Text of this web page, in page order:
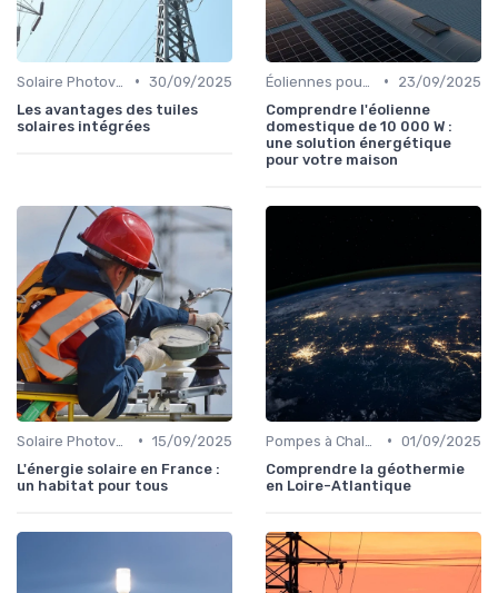
• 30/09/2025
Les avantages des tuiles
solaires intégrées
•
23/09/2025
Comprendre l'éolienne
domestique de 10 000 W :
une solution énergétique
pour votre maison
• 15/09/2025
L'énergie solaire en France :
un habitat pour tous
• 01/09/2025
Comprendre la géothermie
en Loire-Atlantique